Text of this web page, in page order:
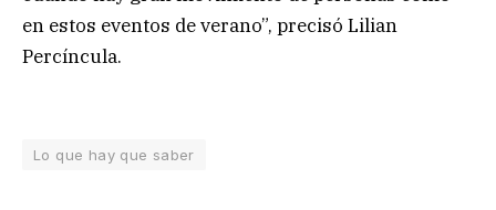
en estos eventos de verano”, precisó Lilian
Percíncula.
Lo que hay que saber